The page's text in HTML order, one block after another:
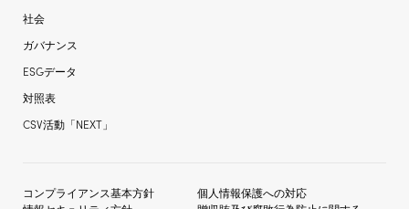
社会
ガバナンス
ESGデータ
対照表
CSV活動「NEXT」
コンプライアンス基本方針
個人情報保護への対応